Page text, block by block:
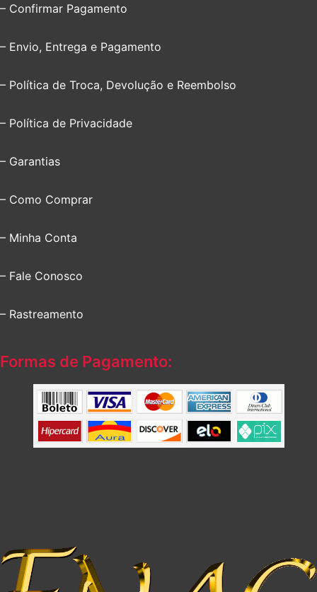
– Confirmar Pagamento
– Envio, Entrega e Pagamento
– Política de Troca, Devolução e Reembolso
– Política de Privacidade
– Garantias
– Como Comprar
– Minha Conta
– Fale Conosco
– Rastreamento
Formas de Pagamento: